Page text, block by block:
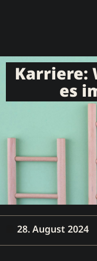
Karriere:
es
28. August 2024